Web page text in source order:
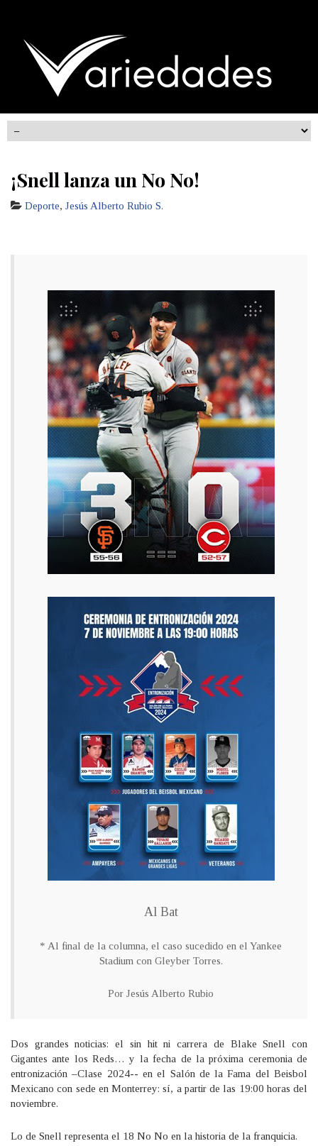
¡Snell lanza un No No!
Deporte, Jesús Alberto Rubio S.
Al Bat
* Al final de la columna, el caso sucedido en el Yankee
Stadium con Gleyber Torres.
Por Jesús Alberto Rubio
Dos grandes noticias: el sin hit ni carrera de Blake Snell con
Gigantes ante los Reds… y la fecha de la próxima ceremonia de
entronización –Clase 2024-- en el Salón de la Fama del Beisbol
Mexicano con sede en Monterrey: sí, a partir de las 19:00 horas del
noviembre.
Lo de Snell representa el 18 No No en la historia de la franquicia.